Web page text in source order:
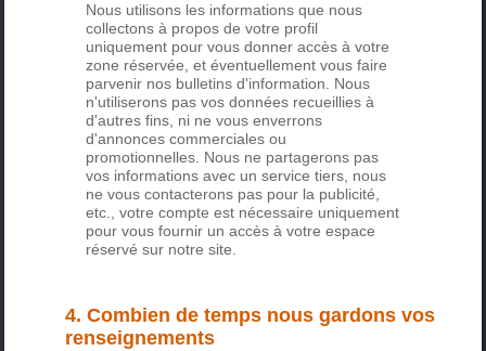
Nous utilisons les informations que nous
collectons à propos de votre profil
uniquement pour vous donner accès à votre
zone réservée, et éventuellement vous faire
parvenir nos bulletins d'information. Nous
n'utiliserons pas vos données recueillies à
d'autres fins, ni ne vous enverrons
d'annonces commerciales ou
promotionnelles. Nous ne partagerons pas
vos informations avec un service tiers, nous
ne vous contacterons pas pour la publicité,
etc., votre compte est nécessaire uniquement
pour vous fournir un accès à votre espace
réservé sur notre site.
4. Combien de temps nous gardons vos
renseignements